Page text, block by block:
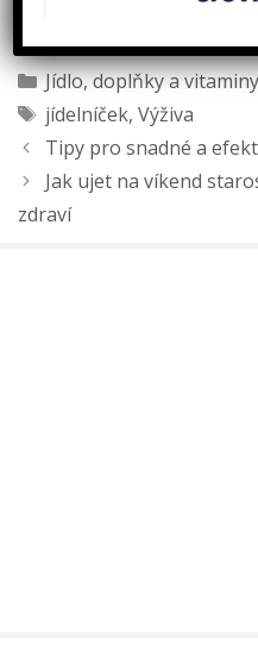
Rubriky
Jídlo, doplňky a vitaminy
Štítky
jídelníček, Výživa
Tipy pro snadné a
Jak ujet na víkend
zdraví